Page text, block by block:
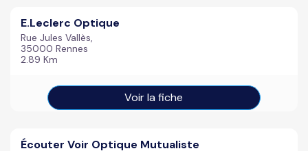
E.Leclerc Optique
Rue Jules Vallès,
35000 Rennes
2.89 Km
Voir la fiche
Écouter Voir Optique Mutualiste